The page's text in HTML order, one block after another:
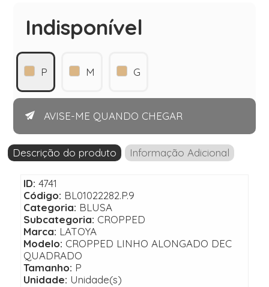
Indisponível
P M G
AVISE-ME QUANDO CHEGAR
Descrição do produto Informação Adicional
ID: 4741
Código: BL01022282.P.9
Categoria: BLUSA
Subcategoria: CROPPED
Marca: LATOYA
Modelo: CROPPED LINHO ALONGADO DEC
QUADRADO
Tamanho: P
Unidade: Unidade(s)